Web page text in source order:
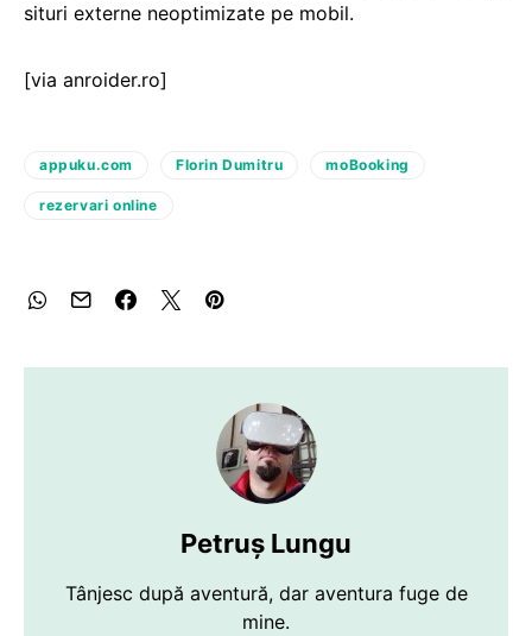
situri externe neoptimizate pe mobil.
[via anroider.ro]
appuku.com Florin Dumitru moBooking
rezervari online
Petruș Lungu
Tânjesc după aventură, dar aventura fuge de
mine.